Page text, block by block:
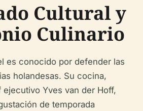
Cultural y
Culinario
es conocido por defender las
holandesas. Su cocina,
Yves van der Hoff,
de temporada